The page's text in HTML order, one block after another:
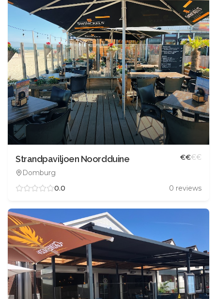
Strandpaviljoen Noordduine
Domburg
€€€€
0.0 0 reviews